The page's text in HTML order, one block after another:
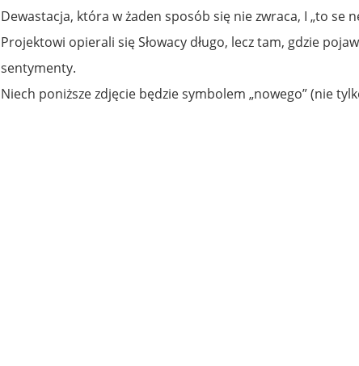
Dewastacja, która w żaden sposób się nie zwraca, I „to se
Projektowi opierali się Słowacy długo, lecz tam, gdzie
sentymenty.
Niech poniższe zdjęcie będzie symbolem „nowego” (nie